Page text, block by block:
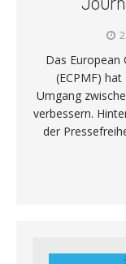
Das European
(ECPMF)
Umgang
verbessern.
der